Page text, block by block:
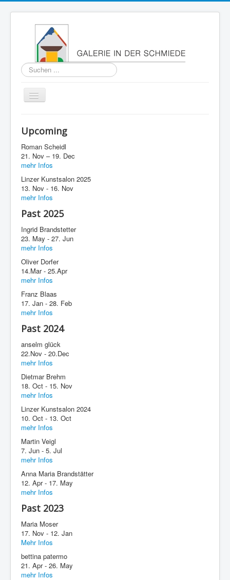
Suchen
...
Navigation
an/aus
About
Past
Imprint
Contact
Upcoming
Roman Scheidl
21. Nov – 19. Dec
mehr Infos
Linzer Kunstsalon 2025
13. Nov - 16. Nov
mehr Infos
Past 2025
Ingrid Brandstetter
23. May - 27. Jun
mehr Infos
Oliver Dorfer
14.Mar - 25.Apr
mehr Infos
Franz Blaas
17. Jan - 28. Feb
mehr Infos
Past 2024
anselm glück
22.Nov - 20.Dec
mehr Infos
Dietmar Brehm
18. Oct - 15. Nov
mehr Infos
Linzer Kunstsalon 2024
10. Oct - 13. Oct
mehr Infos
Martin Veigl
7. Jun - 5. Jul
mehr Infos
Anna Maria Brandstätter
12. Apr - 17. May
mehr Infos
Past 2023
Maria Moser
17. Nov - 12. Jan
Mehr Infos
bettina patermo
21. Apr - 26. May
mehr Infos